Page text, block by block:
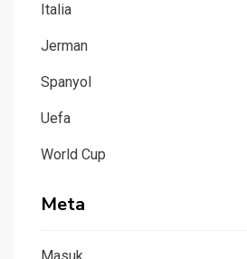
Italia
Jerman
Spanyol
Uefa
World Cup
Meta